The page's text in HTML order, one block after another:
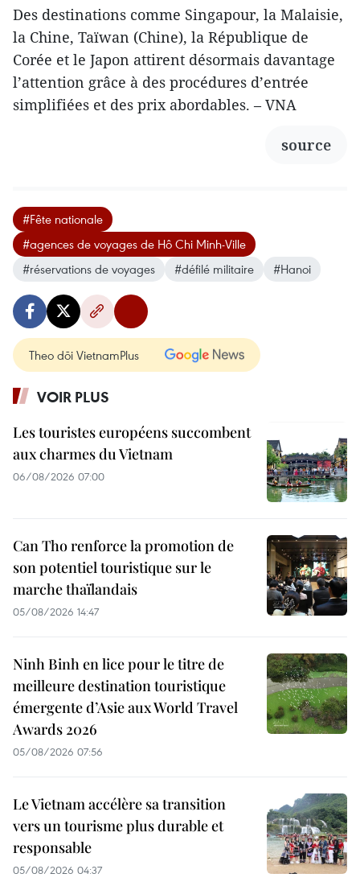
Des destinations comme Singapour, la Malaisie,
la Chine, Taïwan (Chine), la République de
Corée et le Japon attirent désormais davantage
l’attention grâce à des procédures d’entrée
simplifiées et des prix abordables. – VNA
source
#Fête nationale
#agences de voyages de Hô Chi Minh-Ville
#réservations de voyages
#défilé militaire #Hanoi
Theo dõi VietnamPlus
VOIR PLUS
Les touristes européens succombent
aux charmes du Vietnam
06/08/2026 07:00
Can Tho renforce la promotion de
son potentiel touristique sur le
marche thaïlandais
05/08/2026 14:47
Ninh Binh en lice pour le titre de
meilleure destination touristique
émergente d’Asie aux World Travel
Awards 2026
05/08/2026 07:56
Le Vietnam accélère sa transition
vers un tourisme plus durable et
responsable
05/08/2026 04:37